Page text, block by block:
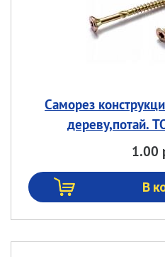
Саморез
дереву,потай.
1.00